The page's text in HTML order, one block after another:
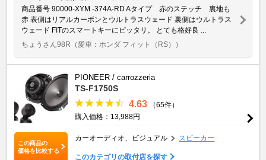
商品番号 90000-XYM -374A-RD Aタイプ 赤のステッチ 裏地も
赤 表側はリアルカーボンとウルトラスウェード 裏側はウルトラス
ウェード FITのスマートキーにピッタリ。 とても格好良 ...
ちょうさん98R （愛車：ホンダ フィット（RS））
この商品の
価格を比較する
PIONEER / carrozzeria
TS-F1750S
4.63
（65件）
購入価格：13,988円
カーオーディオ、ビジュアル スピーカー
このカテゴリの取付店を探す